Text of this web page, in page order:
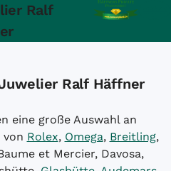
Ralf
Ralf Häffner
eine große Auswahl an
von Rolex, Omega, Breitling,
et Mercier, Davosa,